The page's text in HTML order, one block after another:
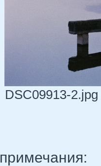
DSC09913-
примечания: